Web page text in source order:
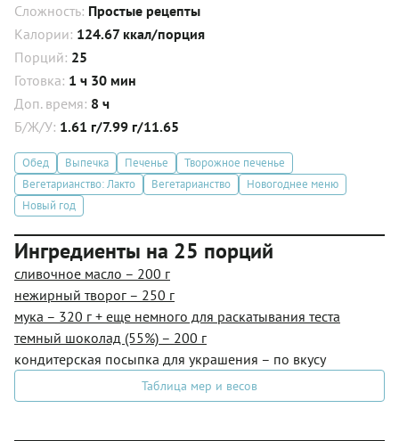
Сложность: Простые рецепты
Калории: 124.67 ккал/порция
Порций: 25
Готовка: 1 ч 30 мин
Доп. время: 8 ч
Б/Ж/У: 1.61 г/7.99 г/11.65
Обед Выпечка Печенье
Творожное печенье
Вегетарианство: Лакто
Вегетарианство
Новогоднее меню
Новый год
Ингредиенты на 25 порций
сливочное масло – 200 г
нежирный творог – 250 г
мука – 320 г + еще немного для раскатывания теста
темный шоколад (55%) – 200 г
кондитерская посыпка для украшения – по вкусу
Таблица мер и весов